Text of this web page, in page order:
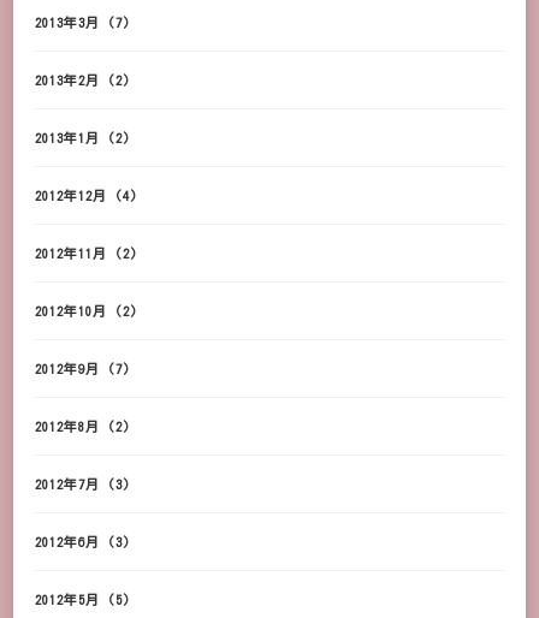
2013年3月 (7)
2013年2月 (2)
2013年1月 (2)
2012年12月 (4)
2012年11月 (2)
2012年10月 (2)
2012年9月 (7)
2012年8月 (2)
2012年7月 (3)
2012年6月 (3)
2012年5月 (5)